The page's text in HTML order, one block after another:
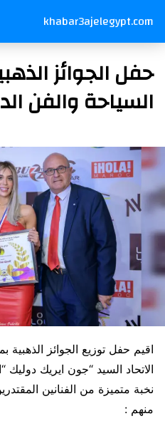
khabar3ajelegypt.com
حفل الجوائز
السياحة والفن
اقيم حفل توزيع الجوائز
الاتحاد السيد “جون ايريك
نخبة متميزة من الفنانين
منهم :